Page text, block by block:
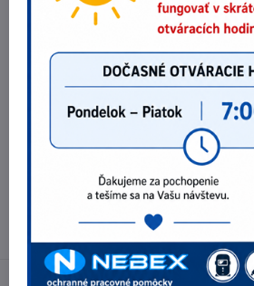
Potrebujete poradiť?
Telefónne čísla
0903 40 80 66 / 0907 62 44 82
info@nebex.sk
Otváracie hodiny
Pondelok - Piatok 8:00 - 16:00 hod.
(obed 11:30 - 12:30 hod.)